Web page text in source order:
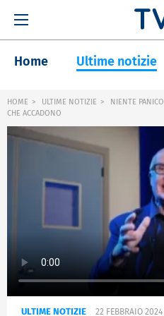
Home Ultime notizie
HOME ULTIME NOTIZIE
NIENTE
CHE ACCADONO
ULTIME NOTIZIE 22 FEBBRAIO 2024